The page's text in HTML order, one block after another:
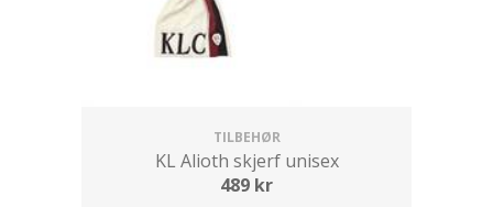
TILBEHØR
KL Alioth skjerf unisex
489 kr